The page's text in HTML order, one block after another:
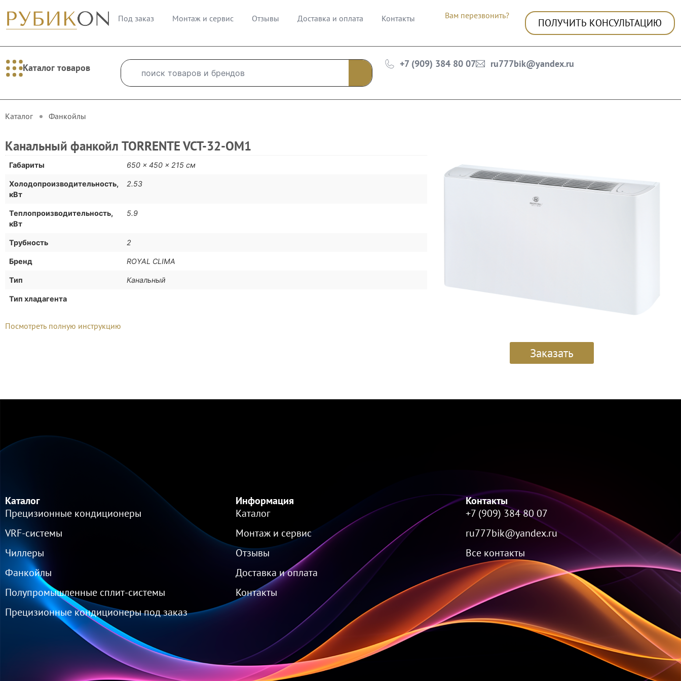
Под заказ Монтаж и сервис Отзывы Доставка и оплата Контакты Вам перезвонить?
ПОЛУЧИТЬ КОНСУЛЬТАЦИЮ
Каталог товаров +7 (909) 384 80 07 ru777bik@yandex.ru
Каталог Фанкойлы
Канальный фанкойл TORRENTE VCT-32-OM1
Габариты 650 × 450 × 215 см
Холодопроизводительность,
кВт
2.53
Теплопроизводительность,
кВт
5.9
Трубность 2
Бренд ROYAL CLIMA
Тип Канальный
Тип хладагента
Посмотреть полную инструкцию
Заказать
Каталог
Прецизионные кондиционеры
VRF-cистемы
Чиллеры
Фанкойлы
Полупромышленные сплит-системы
Прецизионные кондиционеры под заказ
Информация
Каталог
Монтаж и сервис
Отзывы
Доставка и оплата
Контакты
Контакты
+7 (909) 384 80 07
ru777bik@yandex.ru
Все контакты